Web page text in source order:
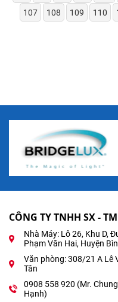
107
108 109 110
CÔNG TY TNHH SX -
Nhà Máy: Lô 26, Khu D,
Phạm Văn Hai, Huyện
Văn phòng: 308/21 A Lê
Tân
0908 558 920 (Mr.
Hạnh)